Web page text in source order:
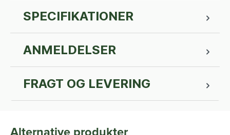
SPECIFIKATIONER
ANMELDELSER
FRAGT OG LEVERING
Alternative produkter